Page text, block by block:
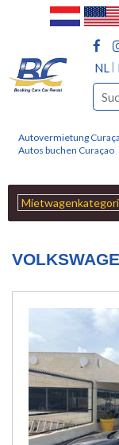
NL
Autovermietung
Autos buchen Curaçao